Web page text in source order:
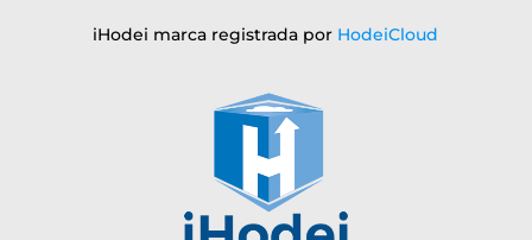
iHodei marca registrada por HodeiCloud